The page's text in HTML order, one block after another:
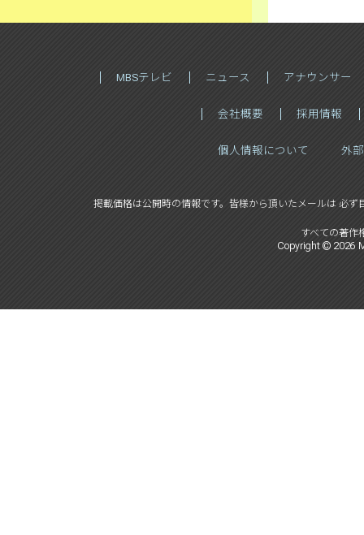
MBSテレビ ニュース アナウンサー
会社概要 採用情報
個人情報について 外
掲載価格は公開時の情報です。皆様から頂いたメールは 必ず
すべての著作
Copyright © 2026